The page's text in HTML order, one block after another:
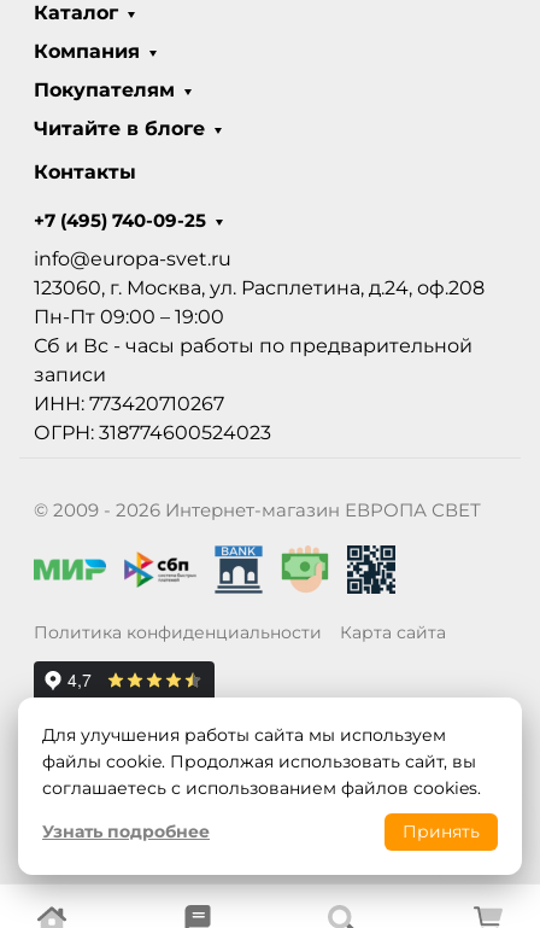
Каталог
Компания
Покупателям
Читайте в блоге
Контакты
+7 (495) 740-09-25
info@europa-svet.ru
123060, г. Москва, ул. Расплетина, д.24, оф.208
Пн-Пт 09:00 – 19:00
Сб и Вс - часы работы по предварительной
записи
ИНН: 773420710267
ОГРН: 318774600524023
© 2009 - 2026 Интернет-магазин ЕВРОПА СВЕТ
Политика конфиденциальности Карта сайта
Для улучшения работы сайта мы используем
файлы cookie. Продолжая использовать сайт, вы
соглашаетесь с использованием файлов cookies.
Узнать подробнее
Принять